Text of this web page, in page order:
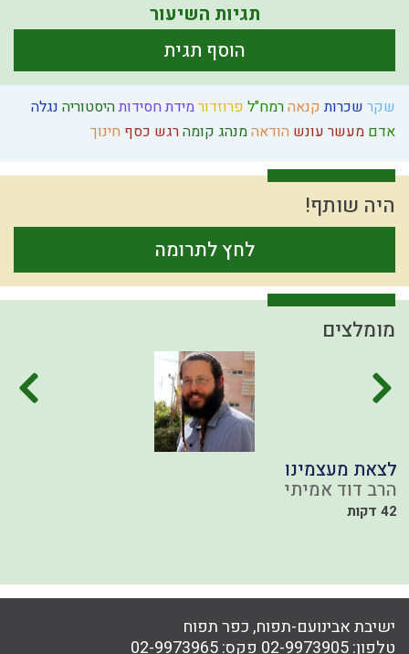
שקר שכרות קנאהרמח"ל פרוזדורמידת חסידותהיסטוריה נגלה
אדם מעשר עונש הודאהמנהג קומהרגש כסף חינוך
היה שותף!
לחץ לתרומה
תגיות השיעור
הוסף תגית
מומלצים
לצאת מעצמינו
הרב דוד אמיתי
42 דקות
ישיבת אבינועם-תפוח, כפר תפוח
טלפון:02-9973905 פקס:02-9973965